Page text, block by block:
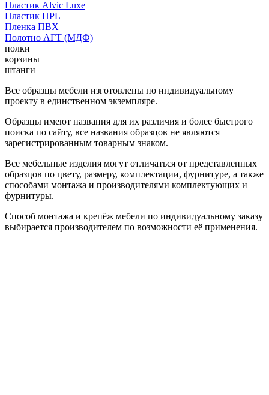
Пластик Alvic Luxe
Пластик HPL
Пленка ПВХ
Полотно АГТ (МДФ)
полки
корзины
штанги
Все образцы мебели изготовлены по индивидуальному
проекту в единственном экземпляре.
Образцы имеют названия для их различия и более быстрого
поиска по сайту, все названия образцов не являются
зарегистрированным товарным знаком.
Все мебельные изделия могут отличаться от представленных
образцов по цвету, размеру, комплектации, фурнитуре, а также
способами монтажа и производителями комплектующих и
фурнитуры.
Способ монтажа и крепёж мебели по индивидуальному заказу
выбирается производителем по возможности её применения.